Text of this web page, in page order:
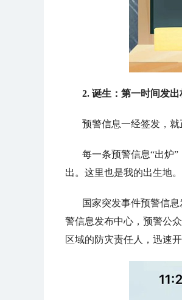
2. 诞生：第一时间发
预警信息一经签发，就
每一条预警信息“出炉
出。这里也是我的出生地。
国家突发事件预警信
警信息发布中心，预警公
区域的防灾责任人，迅速